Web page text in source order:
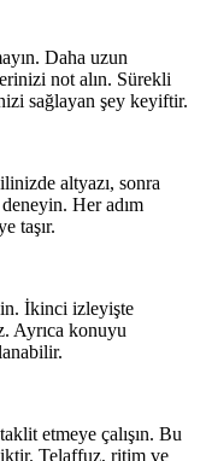
Daha uzun
not alın. Sürekli
sağlayan şey keyiftir.
altyazı, sonra
Her adım
taşır.
İkinci izleyişte
Ayrıca konuyu
etmeye çalışın. Bu
Telaffuz, ritim ve